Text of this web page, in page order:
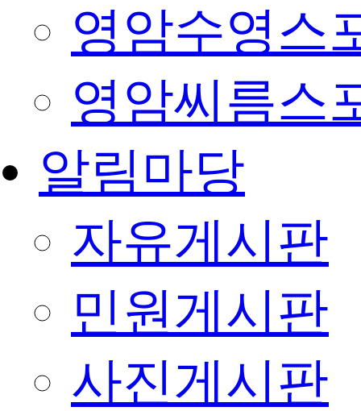
영암수영스
영암씨름스
알림마당
자유게시판
민원게시판
사진게시판